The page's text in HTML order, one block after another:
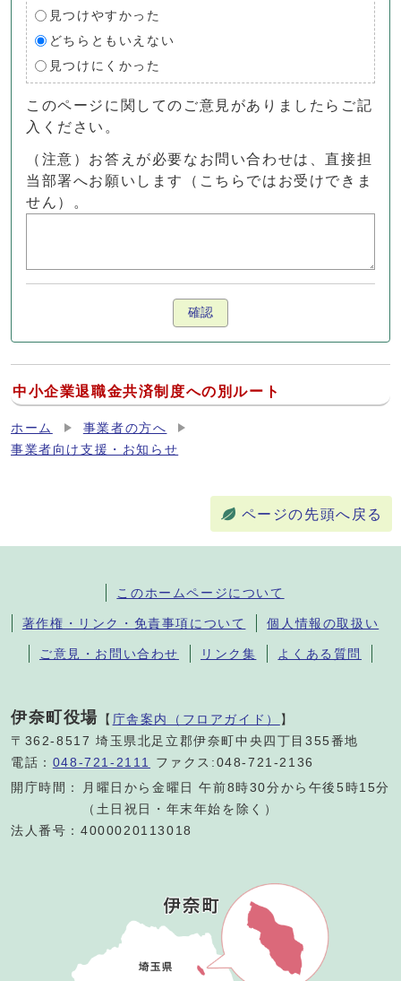
見つけやすかった
どちらともいえない
見つけにくかった
このページに関してのご意見がありましたらご記
入ください。
（注意）お答えが必要なお問い合わせは、直接担
当部署へお願いします（こちらではお受けできま
せん）。
確認
中小企業退職金共済制度への別ルート
ホーム
事業者の方へ
事業者向け支援・お知らせ
ページの先頭へ戻る
このホームページについて
著作権・リンク・免責事項について 個人情報の取扱い
ご意見・お問い合わせ リンク集 よくある質問
伊奈町役場 【 庁舎案内（フロアガイド） 】
〒362-8517 埼玉県北足立郡伊奈町中央四丁目355番地
電話： 048-721-2111
ファクス:048-721-2136
開庁時間：
月曜日から金曜日 午前8時30分から午後5時15分
（土日祝日・年末年始を除く）
法人番号：4000020113018